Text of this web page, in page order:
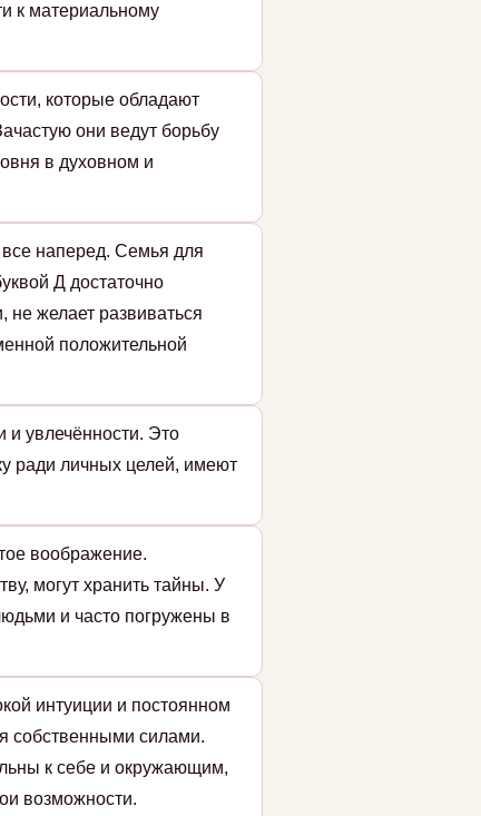
к материальному
которые обладают
они ведут борьбу
в духовном и
наперед. Семья для
Д достаточно
не желает развиваться
положительной
и увлечённости. Это
ради личных целей, имеют
воображение.
могут хранить тайны. У
и часто погружены в
интуиции и постоянном
собственными силами.
к себе и окружающим,
возможности.